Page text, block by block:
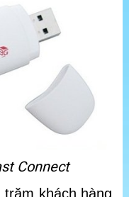
Connect
khách hàng